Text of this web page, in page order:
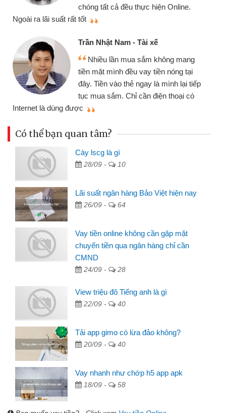
chóng tất cả đều thực hiện Online.
Ngoài ra lãi suất rất tốt
Trần Nhật Nam - Tài xế
Nhiều lần mua sắm không mang
tiền mặt mình đều vay tiền nóng tại
đây. Tiền vào thẻ ngay là mình lại tiếp
tục mua sắm. Chỉ cần điện thoại có
Internet là dùng được
Có thể bạn quan tâm?
Cày lscg là gì
28/09 - 10
Lãi suất ngân hàng Bảo Việt hiện nay
26/09 - 64
Vay tiền online không cần gặp mặt
chuyển tiền qua ngân hàng chỉ cần
CMND
24/09 - 28
View triệu đô Tiếng anh là gì
22/09 - 40
Tải app gimo có lừa đảo không?
20/09 - 40
Vay nhanh như chớp h5 app apk
18/09 - 58